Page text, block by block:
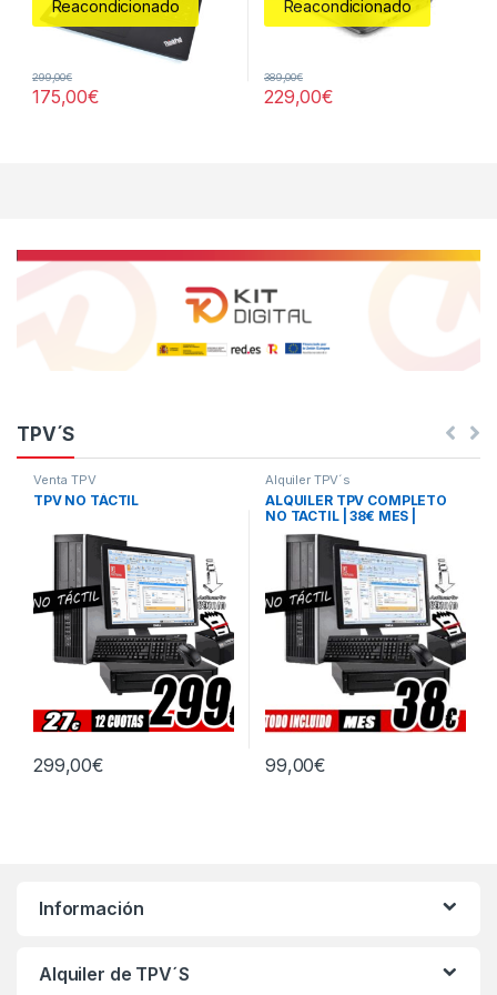
Reacondicionado
175,00€
299,00€
Reacondicionado
229,00€
389,00€
TPV´S
Venta TPV
TPV NO TÁCTIL
299,00€
Alquiler TPV´s
ALQUILER TPV COMPLETO
NO TACTIL | 38€ MES |
CUOTA INICIAL 99€
99,00€
Información
Alquiler de TPV´S